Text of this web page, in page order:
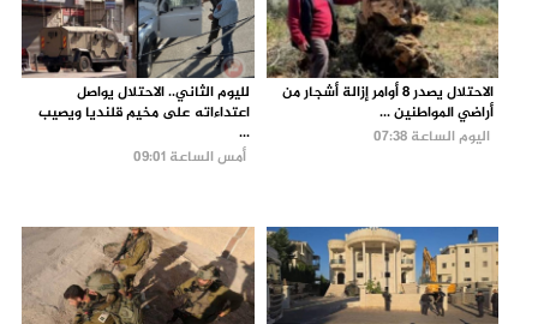
الاحتلال يصدر 8 أوامر إزالة أشجار من
أراضي المواطنين ...
اليوم الساعة 07:38
لليوم الثاني.. الاحتلال يواصل
اعتداءاته على مخيم قلنديا ويصيب
...
أمس الساعة 09:01